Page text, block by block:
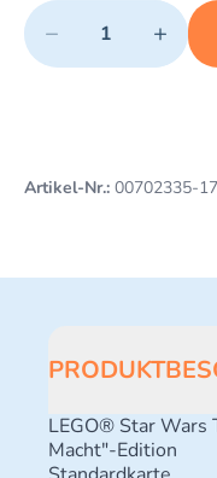
Quantity
− +
Minimum quantity: 1
Add 1 item to cart
Artikel-Nr.: 00702335-
LEGO® Star Wars
Macht"-Edition